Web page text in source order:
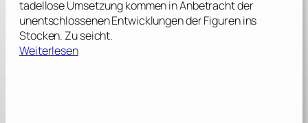
tadellose Umsetzung kommen in Anbetracht der
unentschlossenen Entwicklungen der Figuren ins
Stocken. Zu seicht.
Weiterlesen: